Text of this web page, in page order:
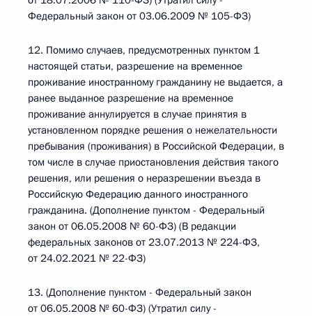
Федеральный закон от 03.06.2009 № 105-ФЗ)
12. Помимо случаев, предусмотренных пунктом 1
настоящей статьи, разрешение на временное
проживание иностранному гражданину не выдается, а
ранее выданное разрешение на временное
проживание аннулируется в случае принятия в
установленном порядке решения о нежелательности
пребывания (проживания) в Российской Федерации, в
том числе в случае приостановления действия такого
решения, или решения о неразрешении въезда в
Российскую Федерацию данного иностранного
гражданина. (Дополнение пунктом - Федеральный
закон от 06.05.2008 № 60-ФЗ) (В редакции
федеральных законов от 23.07.2013 № 224-ФЗ,
от 24.02.2021 № 22-ФЗ)
13. (Дополнение пунктом - Федеральный закон
от 06.05.2008 № 60-ФЗ) (Утратил силу -